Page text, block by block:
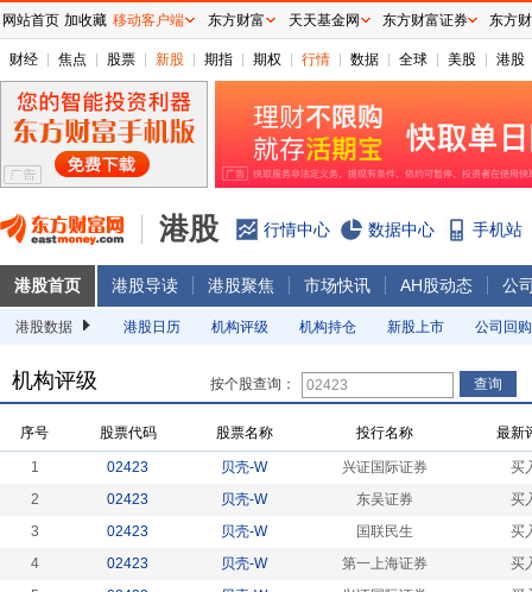
财经 焦点 股票 新股 期指 期权 行情 数据 全球 美股 港股
港股 行情中心 数据中心 手机站
港股首页 港股导读 港股聚焦 市场快讯 AH股动态 公
港股数据 港股日历 机构评级 机构持仓 新股上市 公司回购
机构评级 按个股查询：
序号 股票代码 股票名称 投行名称 最新
1 02423 贝壳-W 兴证国际证券
买
2
02423 贝壳-W 东吴证券
买
3
02423 贝壳-W 国联民生
买
4
02423 贝壳-W 第一上海证券
买
网站首页 加收藏 移动客户端 东方财富 天天基金网 东方财富证券 东方